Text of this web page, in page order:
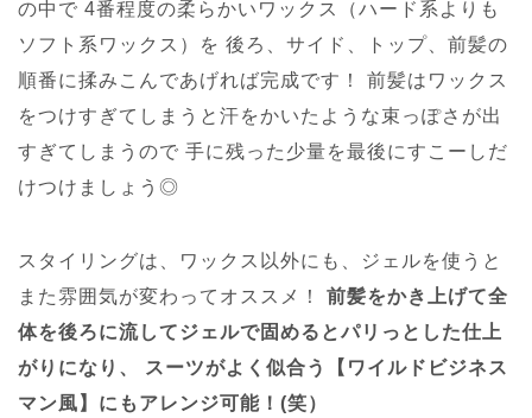
の中で 4番程度の柔らかいワックス（ハード系よりも
ソフト系ワックス）を 後ろ、サイド、トップ、前髪の
順番に揉みこんであげれば完成です！
前髪はワックス
をつけすぎてしまうと汗をかいたような束っぽさが出
すぎてしまうので 手に残った少量を最後にすこーしだ
けつけましょう◎
スタイリングは、ワックス以外にも、ジェルを使うと
また雰囲気が変わってオススメ！
前髪をかき上げて全
体を後ろに流してジェルで固めるとパリっとした仕上
がりになり、
スーツがよく似合う【ワイルドビジネス
マン風】にもアレンジ可能！(笑）